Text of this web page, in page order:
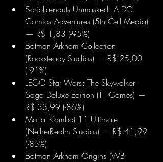
Scribblenauts Unmasked: A DC
Comics Adventures (5th Cell Media)
— R$ 1,83 (-95%)
Batman Arkham Collection
(Rocksteady Studios) — R$ 25,00
(-91%)
LEGO Star Wars: The Skywalker
Saga Deluxe Edition (TT Games) —
R$ 33,99 (-86%)
Mortal Kombat 11 Ultimate
(NetherRealm Studios) — R$ 41,99
(-85%)
Batman Arkham Origins (WB